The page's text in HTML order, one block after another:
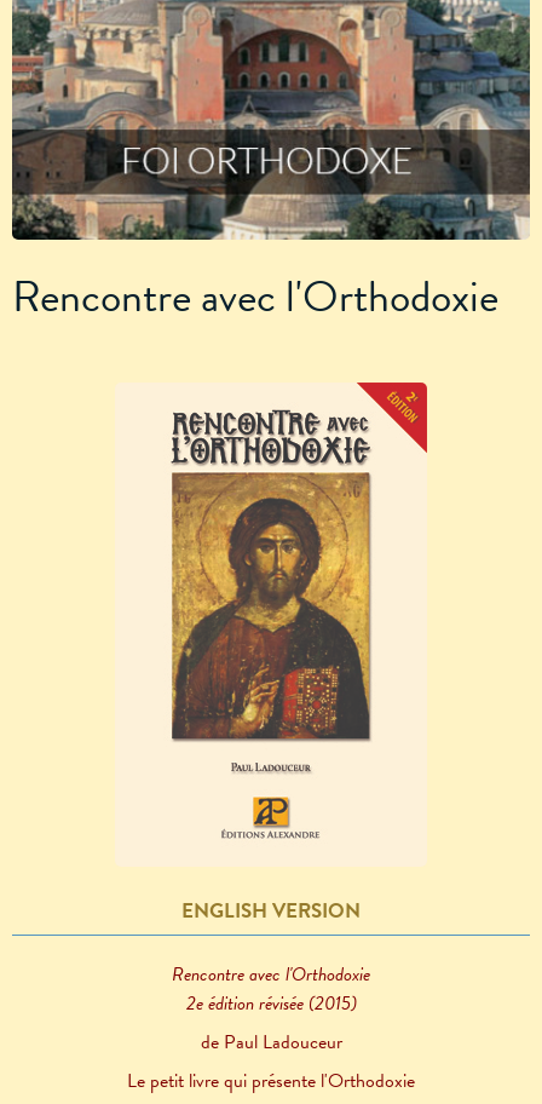
Rencontre avec l'Orthodoxie
ENGLISH VERSION
Rencontre avec l'Orthodoxie
2e édition révisée (2015)
de Paul Ladouceur
Le petit livre qui présente l'Orthodoxie